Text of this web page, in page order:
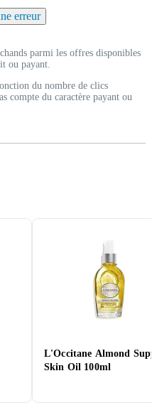
erreur
parmi les offres disponibles
ou payant.
du nombre de clics
compte du caractère payant ou
L'Occitane Almond
Skin Oil 100ml